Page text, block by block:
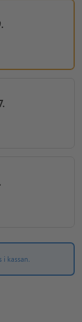
i kassan.